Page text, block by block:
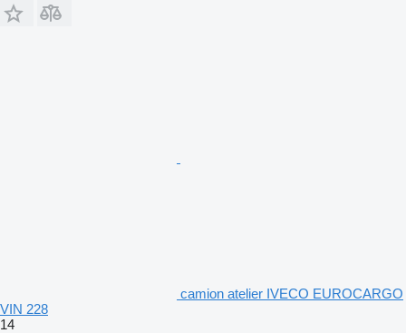
camion atelier IVECO EUROCARGO
VIN 228
14